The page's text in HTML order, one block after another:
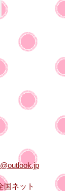
全国ネット